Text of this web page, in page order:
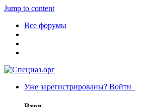
Jump to content
Все форумы
Уже зарегистрированы? Войти